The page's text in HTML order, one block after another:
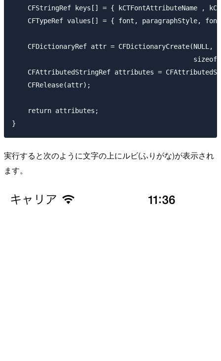
CFStringRef keys[] = { kCTFontAttributeName ,
CFTypeRef values[] = { font, paragraphStyle,
CFDictionaryRef attr = CFDictionaryCreate(NULL,
CFAttributedStringRef attributes =
    CFRelease(attr);
    return attributes;
実行すると次のように文字の上にルビ(ふりがな)が表示され
ます。